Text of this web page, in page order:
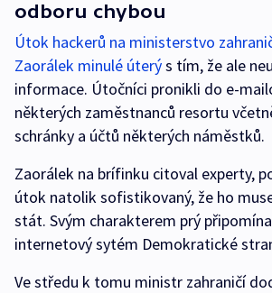
odboru chybou
Útok hackerů na ministerstvo
Zaorálek minulé úterýs tím, že ale
informace. Útočníci pronikli do e-
některých zaměstnanců resortu
schránky a účtů některých náměstků.
Zaorálek na brífinku citoval experty,
útok natolik sofistikovaný, že ho
stát. Svým charakterem prý
internetový sytém Demokratické
Ve středu k tomu ministr zahraničí